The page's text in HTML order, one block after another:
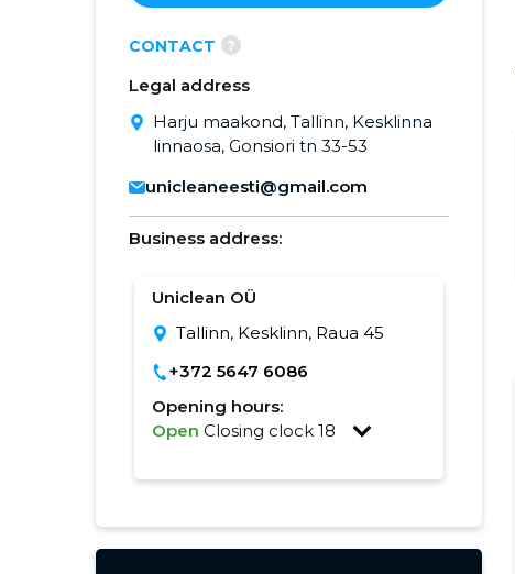
CONTACT ?
Legal address
Harju maakond, Tallinn, Kesklinna
linnaosa, Gonsiori tn 33-53
unicleaneesti@gmail.com
Business address:
Uniclean OÜ
Tallinn, Kesklinn, Raua 45
+372 5647 6086
Opening hours:
Open Closing clock 18